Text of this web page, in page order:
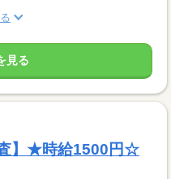
見る
査】★時給1500円☆